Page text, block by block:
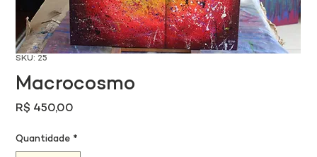
SKU: 25
Macrocosmo
R$ 450,00
Quantidade *